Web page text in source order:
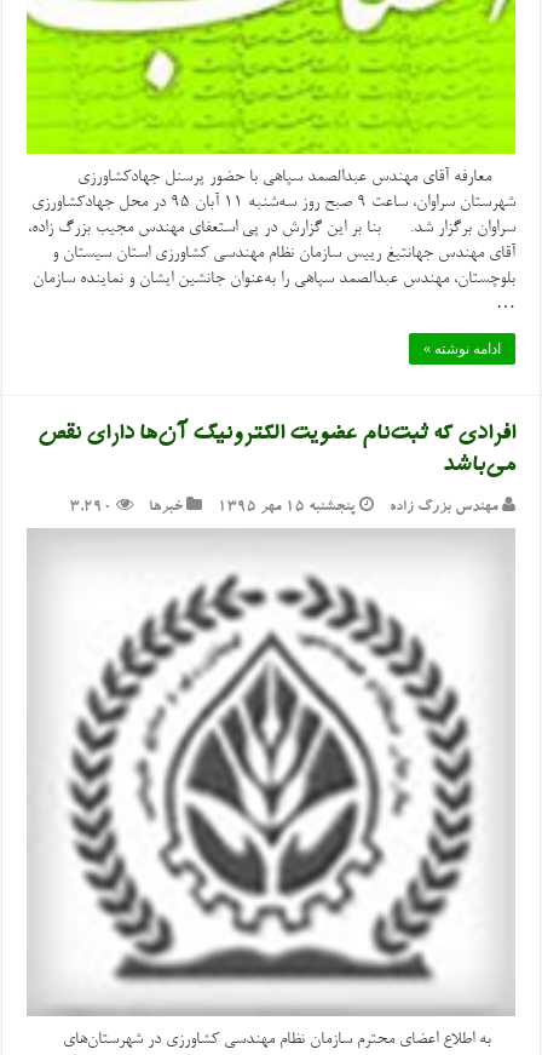
معارفه آقای مهندس عبدالصمد سپاهی با حضور پرسنل جهادکشاورزی
شهرستان سراوان، ساعت ۹ صبح روز سه‌شنبه ۱۱ آبان ۹۵ در محل جهادکشاورزی
سراوان برگزار شد. بنا بر این گزارش در پی استعفای مهندس مجیب بزرگ زاده،
آقای مهندس جهانتیغ رییس سازمان نظام مهندسی کشاورزی استان سیستان و
بلوچستان، مهندس عبدالصمد سپاهی را به‌عنوان جانشین ایشان و نماینده سازمان
…
ادامه نوشته »
افرادی که ثبت‌نام عضویت الکترونیک آن‌ها دارای نقص
می‌باشد
مهندس بزرگ زاده پنجشنبه ۱۵ مهر ۱۳۹۵ خبرها 3,290
به اطلاع اعضای محترم سازمان نظام مهندسی کشاورزی در شهرستان‌های